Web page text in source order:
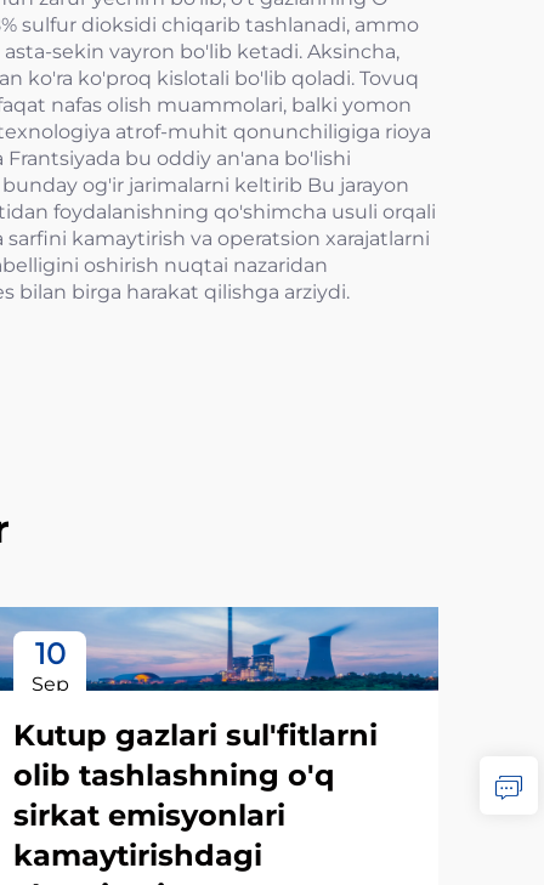
sulfur dioksidi chiqarib tashlanadi, ammo
sekin vayron bo'lib ketadi. Aksincha,
ko'ra ko'proq kislotali bo'lib qoladi. Tovuq
nafas olish muammolari, balki yomon
atrof-muhit qonunchiligiga rioya
bu oddiy an'ana bo'lishi
og'ir jarimalarni keltirib Bu jarayon
foydalanishning qo'shimcha usuli orqali
kamaytirish va operatsion xarajatlarni
oshirish nuqtai nazaridan
bilan birga harakat qilishga arziydi.
10
Sep
Kutup gazlari sul'fitlarni
olib tashlashning o'q
sirkat emisyonlari
kamaytirishdagi